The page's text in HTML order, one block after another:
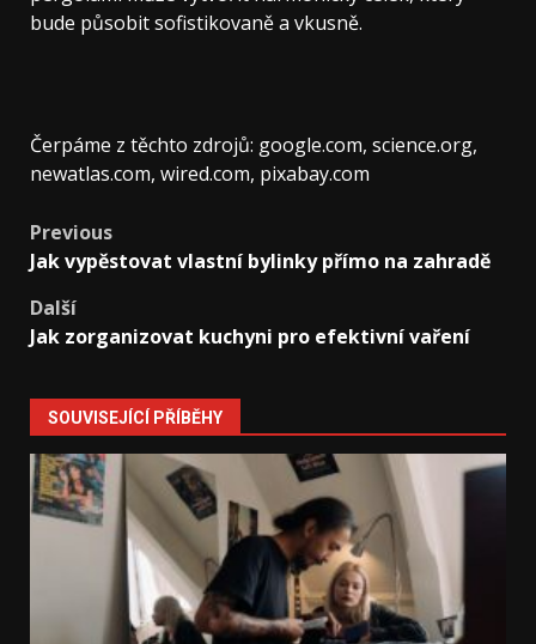
bude působit sofistikovaně a vkusně.
Čerpáme z těchto zdrojů: google.com, science.org,
newatlas.com, wired.com, pixabay.com
Post
navigation
Previous
Jak vypěstovat vlastní bylinky přímo na zahradě
Další
Jak zorganizovat kuchyni pro efektivní vaření
SOUVISEJÍCÍ PŘÍBĚHY